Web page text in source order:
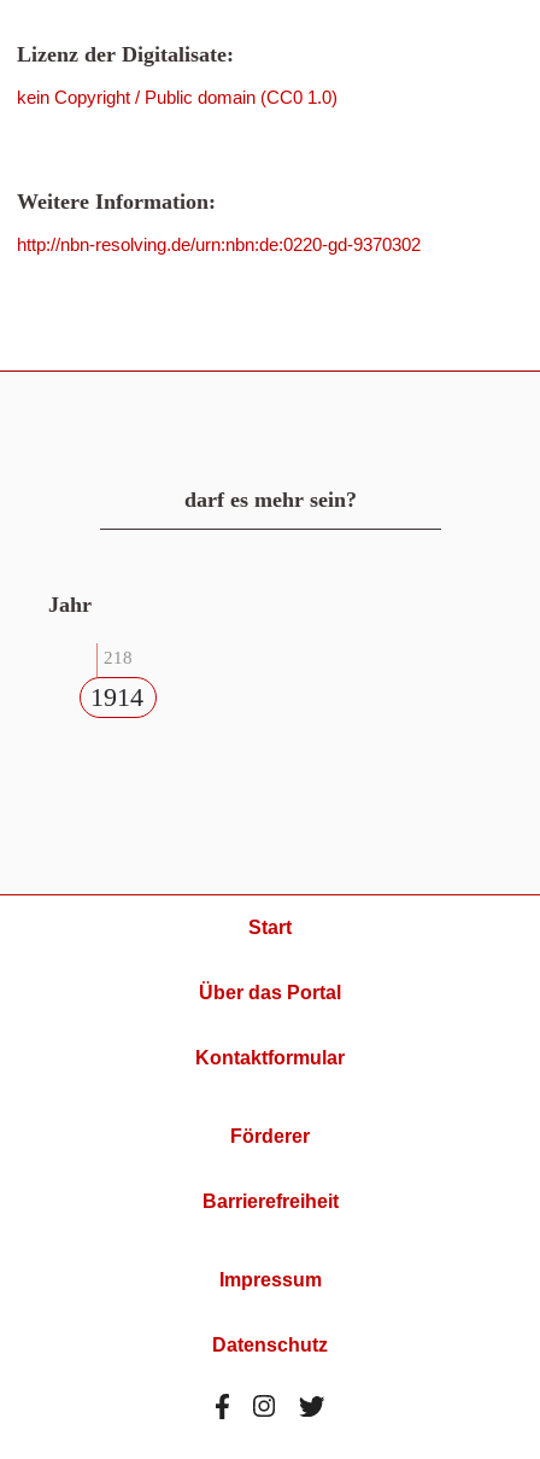
Lizenz der Digitalisate:
kein Copyright / Public domain (CC0 1.0)
Weitere Information:
http://nbn-resolving.de/urn:nbn:de:0220-gd-9370302
darf es mehr sein?
Jahr
218
1914
Start
Über das Portal
Kontaktformular
Förderer
Barrierefreiheit
Impressum
Datenschutz